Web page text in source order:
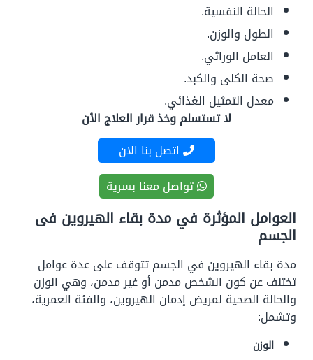
الحالة النفسية.
الطول والوزن.
العامل الوراثي.
صحة الكلى والكبد.
معدل التمثيل الغذائي.
لا تستسلم وخذ قرار العلاج الأن
اتصل بنا الان
تواصل معنا بسرية
العوامل المؤثرة في مدة بقاء الهيروين فى
الجسم
مدة بقاء الهيروين في الجسم تتوقف على عدة عوامل
تختلف عن كون الشخص مدمن أو غير مدمن، وهي الوزن
والحالة الصحية لمريض إدمان الهيروين، والفئة العمرية،
وتشمل:
الوزن